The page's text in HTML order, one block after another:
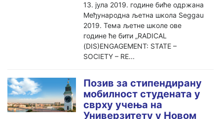
13. јула 2019. године биће одржана
Међународна љетна школа Seggau
2019. Тема љетне школе ове
године ће бити „RADICAL
(DIS)ENGAGEMENT: STATE –
SOCIETY – RE...
Позив за стипендирану
мобилност студената у
сврху учења на
Универзитету у Новом